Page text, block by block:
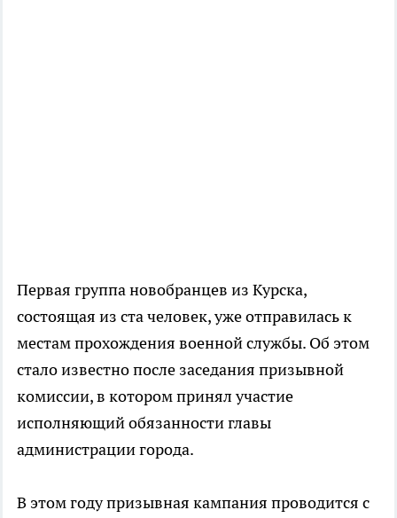
Первая группа новобранцев из Курска,
состоящая из ста человек, уже отправилась к
местам прохождения военной службы. Об этом
стало известно после заседания призывной
комиссии, в котором принял участие
исполняющий обязанности главы
администрации города.
В этом году призывная кампания проводится с